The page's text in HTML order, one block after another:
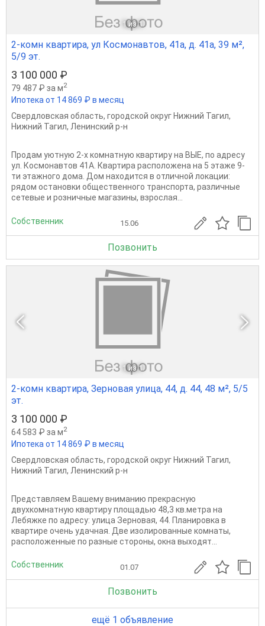
1 из 1
2-комн квартира, ул Космонавтов, 41а, д. 41а, 39 м²,
5/9 эт.
3 100 000 ₽
79 487 ₽ за м2
Ипотека от 14 869 ₽ в месяц
Свердловская область, городской округ Нижний Тагил,
Нижний Тагил, Ленинский р-н
Продам уютную 2-х комнатную квартиру на ВЫЕ, по адресу
ул. Космонавтов 41А. Квартира расположена на 5 этаже 9-
ти этажного дома. Дом находится в отличной локации:
рядом остановки общественного транспорта, различные
сетевые и розничные магазины, взрослая...
Собственник 15.06
Позвонить
1 из 1
2-комн квартира, Зерновая улица, 44, д. 44, 48 м², 5/5
эт.
3 100 000 ₽
64 583 ₽ за м2
Ипотека от 14 869 ₽ в месяц
Свердловская область, городской округ Нижний Тагил,
Нижний Тагил, Ленинский р-н
Представляем Вашему вниманию прекрасную
двухкомнатную квартиру площадью 48,3 кв.метра на
Лебяжке по адресу: улица Зерновая, 44. Планировка в
квартире очень удачная. Две изолированные комнаты,
расположенные по разные стороны, окна выходят...
Собственник 01.07
Позвонить
ещё 1 объявление